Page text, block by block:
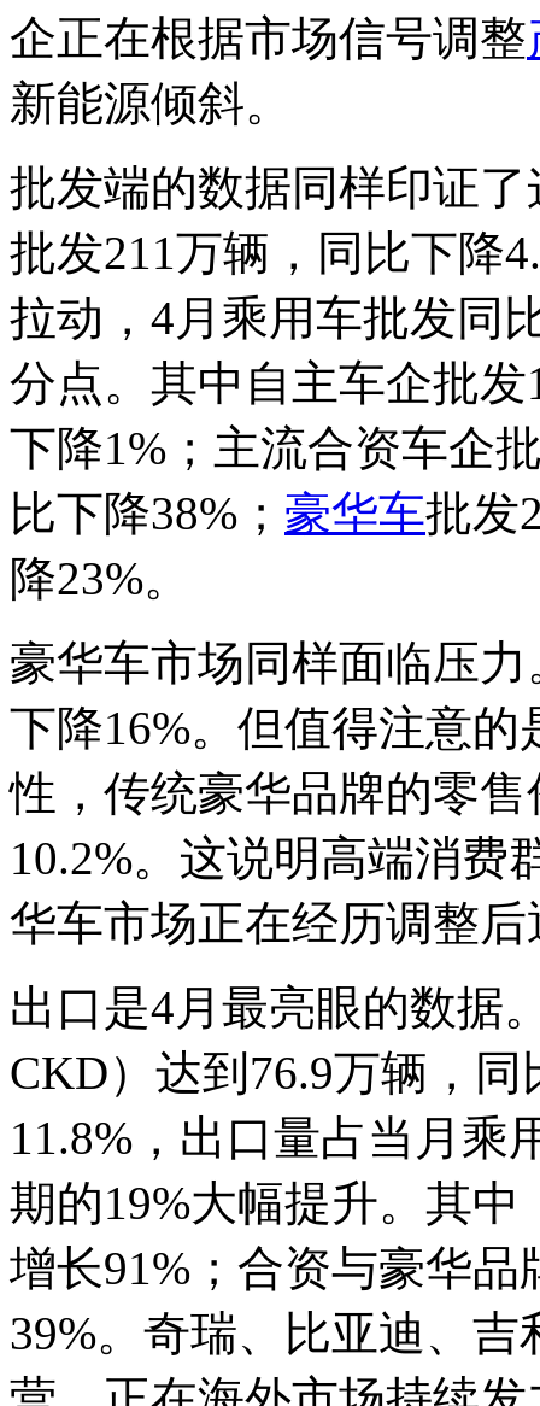
企正在根据市场信号调整
新能源倾斜。
批发端的数据同样印证
批发211万辆，同比下降
拉动，4月乘用车批发同
分点。其中自主车企批
下降1%；主流合资车企
比下降38%； 豪华车批发
降23%。
豪华车市场同样面临压
下降16%。但值得注意
性，传统豪华品牌的零
10.2%。这说明高端消费
华车市场正在经历调整
出口是4月最亮眼的数据
CKD）达到76.9万辆，
11.8%，出口量占当月乘
期的19%大幅提升。其
增长91%；合资与豪华
39%。奇瑞、比亚迪、